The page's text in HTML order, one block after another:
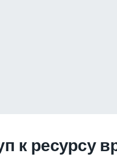
к ресурсу